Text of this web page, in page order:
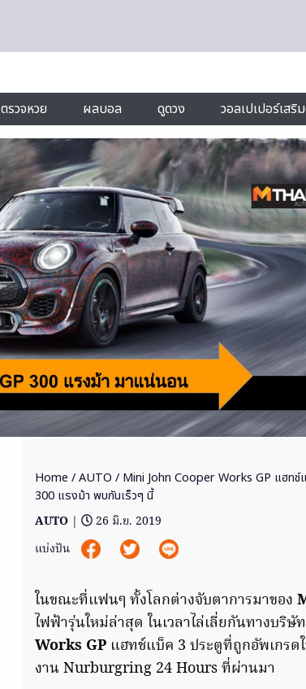
ตรวจหวย ผลบอล ดูดวง วอลเปเปอร์เสริ
Home /AUTO / Mini John Cooper Works GP แฮทช์
300 แรงม้า พบกันเร็วๆ นี้
AUTO |
26 มิ.ย. 2019
แบ่งปัน
ในขณะที่แฟนๆ ทั้งโลกต่างจับตาการมาของ
ไฟฟ้ารุ่นใหม่ล่าสุด ในเวลาไล่เลี่ยกันทางบริษั
Works GP แฮทช์แบ็ค 3 ประตูที่ถูกอัพเกรด
งาน Nurburgring 24 Hours ที่ผ่านมา